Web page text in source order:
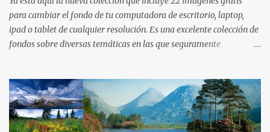
para cambiar el fondo de tu computadora de escritorio, laptop,
ipad o tablet de cualquier resolución. Es una excelente colección de
fondos sobre diversas temáticas en las que seguramente
olviden utilizar los botones que aparecen sobre cada imagen para
compartir estos fondos en las redes sociales con todos sus amigos.
Gracias.